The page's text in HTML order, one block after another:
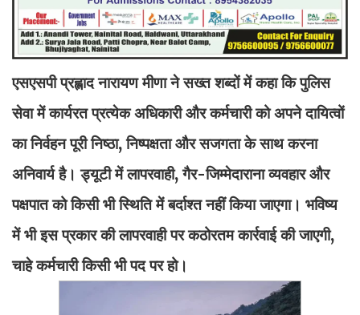
एसएसपी प्रह्लाद नारायण मीणा ने सख्त शब्दों में कहा कि पुलिस
सेवा में कार्यरत प्रत्येक अधिकारी और कर्मचारी को अपने दायित्वों
का निर्वहन पूरी निष्ठा, निष्पक्षता और सजगता के साथ करना
अनिवार्य है। ड्यूटी में लापरवाही, गैर-जिम्मेदाराना व्यवहार और
पक्षपात को किसी भी स्थिति में बर्दाश्त नहीं किया जाएगा। भविष्य
में भी इस प्रकार की लापरवाही पर कठोरतम कार्रवाई की जाएगी,
चाहे कर्मचारी किसी भी पद पर हो।